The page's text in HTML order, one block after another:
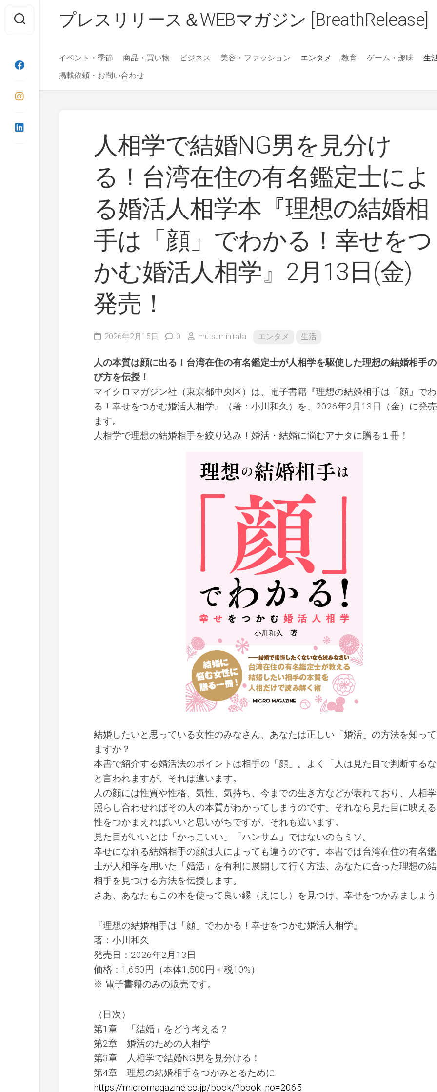
content
プレスリリース＆WEBマガジン [BreathRelease]
イベント・季節 商品・買い物 ビジネス 美容・ファッション エンタメ 教育 ゲーム・趣味 生
掲載依頼・お問い合わせ
人相学で結婚NG男を見分け
る！台湾在住の有名鑑定士によ
る婚活人相学本『理想の結婚相
手は「顔」でわかる！幸せをつ
かむ婚活人相学』2月13日(金)
発売！
2026年2月15日 0 mutsumihirata エンタメ 生活
人の本質は顔に出る！台湾在住の有名鑑定士が人相学を駆使した理想の結婚相手
び方を伝授！
マイクロマガジン社（東京都中央区）は、電子書籍『理想の結婚相手は「顔」で
る！幸せをつかむ婚活人相学』（著：小川和久）を、2026年2月13日（金）に発
ます。
人相学で理想の結婚相手を絞り込み！婚活・結婚に悩むアナタに贈る１冊！
結婚したいと思っている女性のみなさん、あなたは正しい「婚活」の方法を知っ
ますか？
本書で紹介する婚活法のポイントは相手の「顔」。よく「人は見た目で判断するな
と言われますが、それは違います。
人の顔には性質や性格、気性、気持ち、今までの生き方などが表れており、人相
照らし合わせればその人の本質がわかってしまうのです。それなら見た目に映え
性をつかまえればいいと思いがちですが、それも違います。
見た目がいいとは「かっこいい」「ハンサム」ではないのもミソ。
幸せになれる結婚相手の顔は人によっても違うのです。本書では台湾在住の有名
士が人相学を用いた「婚活」を有利に展開して行く方法、あなたに合った理想の
相手を見つける方法を伝授します。
さあ、あなたもこの本を使って良い縁（えにし）を見つけ、幸せをつかみましょう
『理想の結婚相手は「顔」でわかる！幸せをつかむ婚活人相学』
著：小川和久
発売日：2026年2月13日
価格：1,650円（本体1,500円＋税10%）
※ 電子書籍のみの販売です。
（目次）
第1章 「結婚」をどう考える？
第2章 婚活のための人相学
第3章 人相学で結婚NG男を見分ける！
第4章 理想の結婚相手をつかみとるために
https://micromagazine.co.jp/book/?book_no=2065